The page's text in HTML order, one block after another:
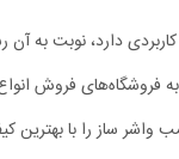
دارد، نوبت به آن
فروشگاه‌های فروش
واشر ساز را با